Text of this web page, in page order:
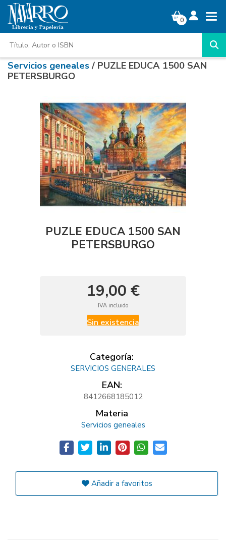
0
Servicios geneales/ PUZLE EDUCA 1500 SAN
PETERSBURGO
PUZLE EDUCA 1500 SAN
PETERSBURGO
19,00 €
IVA incluido
Sin existencia
Categoría:
SERVICIOS GENERALES
EAN:
8412668185012
Materia
Servicios geneales
Añadir a favoritos